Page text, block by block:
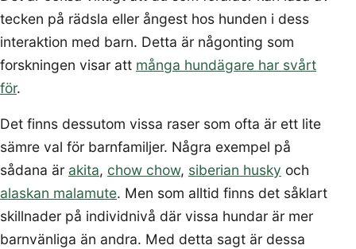
tecken på rädsla eller ångest hos hunden i dess
interaktion med barn. Detta är någonting som
forskningen visar att många hundägare har svårt
för.
Det finns dessutom vissa raser som ofta är ett lite
sämre val för barnfamiljer. Några exempel på
sådana är akita, chow chow, siberian husky och
alaskan malamute. Men som alltid finns det såklart
skillnader på individnivå där vissa hundar är mer
barnvänliga än andra. Med detta sagt är dessa